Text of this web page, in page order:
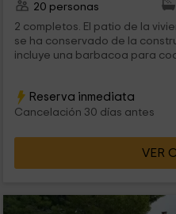
20 personas
2 completos. El patio de la vivienda tiene un pozo antiguo que
se ha conservado de la
incluye una barbacoa para
Reserva inmediata
Cancelación 30 días antes
VER